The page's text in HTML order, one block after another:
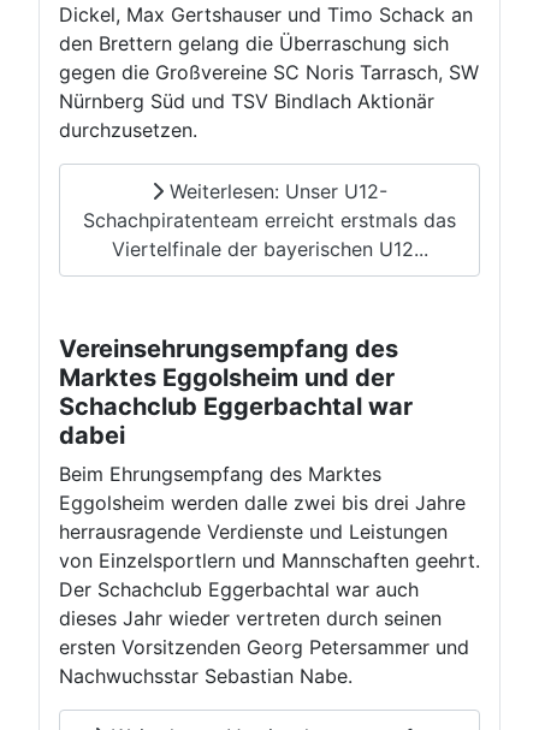
Dickel, Max Gertshauser und Timo Schack an
den Brettern gelang die Überraschung sich
gegen die Großvereine SC Noris Tarrasch, SW
Nürnberg Süd und TSV Bindlach Aktionär
durchzusetzen.
Weiterlesen: Unser U12-
Schachpiratenteam erreicht erstmals das
Viertelfinale der bayerischen U12...
Vereinsehrungsempfang des
Marktes Eggolsheim und der
Schachclub Eggerbachtal war
dabei
Beim Ehrungsempfang des Marktes
Eggolsheim werden dalle zwei bis drei Jahre
herrausragende Verdienste und Leistungen
von Einzelsportlern und Mannschaften geehrt.
Der Schachclub Eggerbachtal war auch
dieses Jahr wieder vertreten durch seinen
ersten Vorsitzenden Georg Petersammer und
Nachwuchsstar Sebastian Nabe.